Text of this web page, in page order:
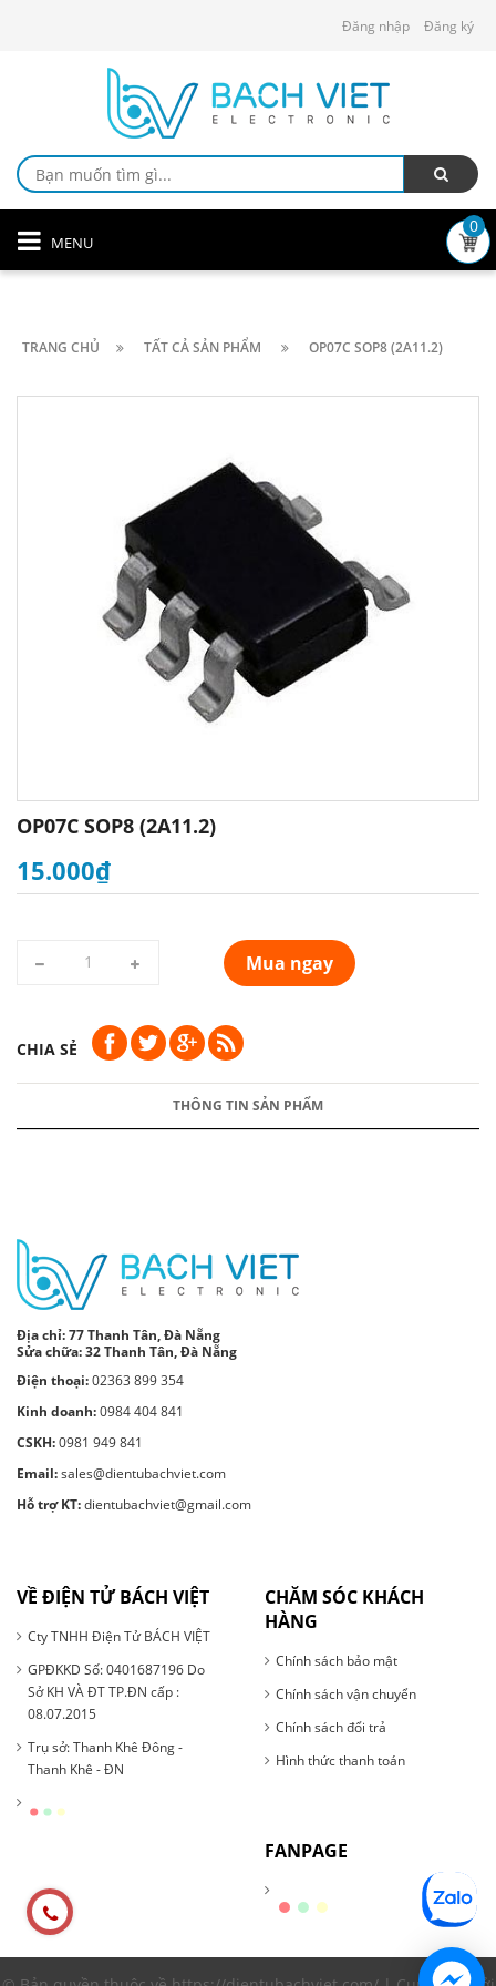
Đăng nhập Đăng ký
MENU
0
TRANG CHỦ TẤT CẢ SẢN PHẨM OP07C SOP8 (2A11.2)
OP07C SOP8 (2A11.2)
15.000₫
Mua ngay
CHIA SẺ
THÔNG TIN SẢN PHẨM
Địa chỉ:77 Thanh Tân, Đà Nẵng
Sửa chữa: 32 Thanh Tân, Đà Nẵng
Điện thoại:02363 899 354
Kinh doanh:0984 404 841
CSKH:0981 949 841
Email:sales@dientubachviet.com
Hỗ trợ KT:dientubachviet@gmail.com
VỀ ĐIỆN TỬ BÁCH VIỆT
Cty TNHH Điện Tử BÁCH VIỆT
GPĐKKD Số: 0401687196 Do
Sở KH VÀ ĐT TP.ĐN cấp :
08.07.2015
Trụ sở: Thanh Khê Đông -
Thanh Khê - ĐN
CHĂM SÓC KHÁCH
HÀNG
Chính sách bảo mật
Chính sách vận chuyển
Chính sách đổi trả
Hình thức thanh toán
FANPAGE